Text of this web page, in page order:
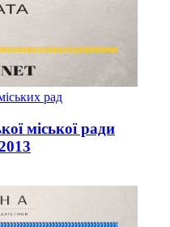
рад
міської ради